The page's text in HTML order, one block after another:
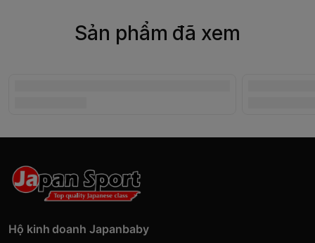
Sản phẩm đã xem
Hộ kinh doanh Japanbaby